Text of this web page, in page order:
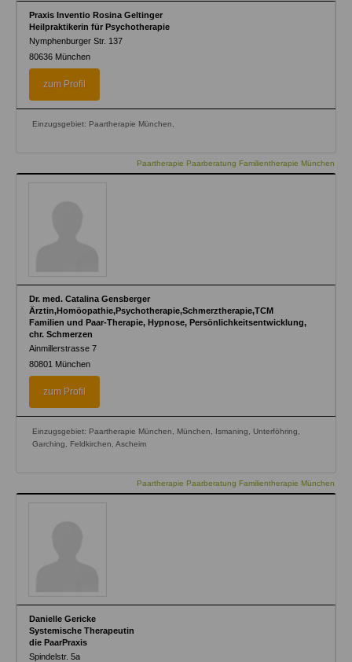
Praxis Inventio Rosina Geltinger
Heilpraktikerin für Psychotherapie
Nymphenburger Str. 137
80636 München
zum Profil
Einzugsgebiet: Paartherapie München,
Paartherapie Paarberatung Familientherapie München
Dr. med. Catalina Gensberger
Ärztin,Homöopathie,Psychotherapie,Schmerztherapie,TCM
Familien und Paar-Therapie, Hypnose, Persönlichkeitsentwicklung,
chr. Schmerzen
Ainmillerstrasse 7
80801 München
zum Profil
Einzugsgebiet: Paartherapie München, München, Ismaning, Unterföhring,
Garching, Feldkirchen, Ascheim
Paartherapie Paarberatung Familientherapie München
Danielle Gericke
Systemische Therapeutin
die PaarPraxis
Spindelstr. 5a